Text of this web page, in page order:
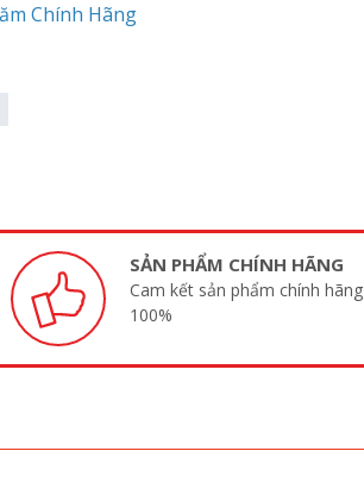
Chính Hãng
SẢN PHẨM CHÍNH HÃNG
Cam kết sản phẩm chính hãng
100%